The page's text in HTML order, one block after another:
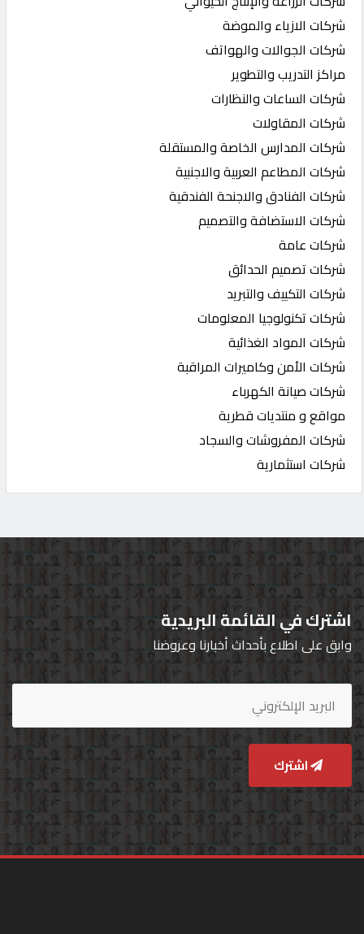
شركات الازياء والموضة
شركات الجوالات والهواتف
مراكز التدريب والتطوير
شركات الساعات والنظارات
شركات المقاولات
شركات المدارس الخاصة والمستقلة
شركات المطاعم العربية والاجنبية
شركات الفنادق والاجنحة الفندقية
شركات الاستضافة والتصميم
شركات عامة
شركات تصميم الحدائق
شركات التكييف والتبريد
شركات تكنولوجيا المعلومات
شركات المواد الغذائية
شركات الأمن وكاميرات المراقبة
شركات صيانة الكهرباء
مواقع و منتديات قطرية
شركات المفروشات والسجاد
شركات استثمارية
اشترك في القائمة البريدية
وابق على اطلاع بأحداث أخبارنا وعروضنا
اشترك